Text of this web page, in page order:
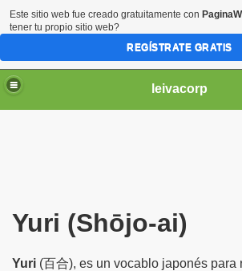
leivacorp
Yuri (Shōjo-ai)
Yuri (百合), es un vocablo japonés para
Este sitio web fue creado gratuitamente con
tener tu propio sitio web?
REGÍSTRATE GRATIS